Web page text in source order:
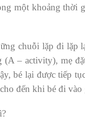
một khoảng thời
chuỗi lặp đi lặp
(A – activity), mẹ
bé lại được tiếp
đến khi bé đi